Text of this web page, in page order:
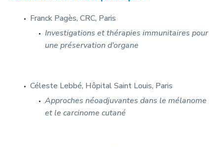
Franck Pagès, CRC, Paris
Investigations et thérapies immunitaires pour
une préservation d’organe
Céleste Lebbé, Hôpital Saint Louis, Paris
Approches néoadjuvantes dans le mélanome
et le carcinome cutané